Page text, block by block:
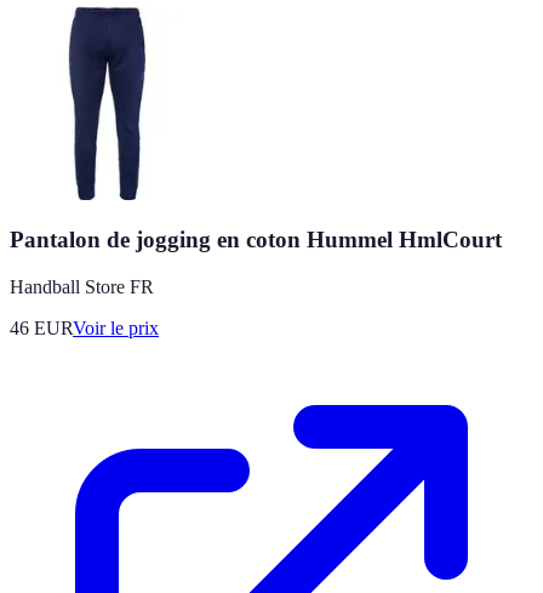
Pantalon de jogging en coton Hummel HmlCourt
Handball Store FR
46 EURVoir le prix